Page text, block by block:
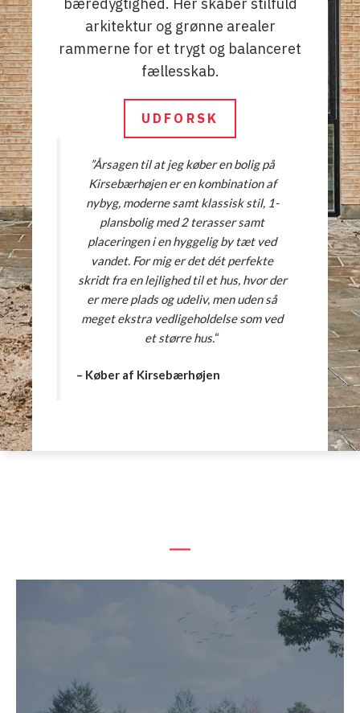
arkitektur og grønne arealer
rammerne for et trygt og balanceret
fællesskab.
UDFORSK
”Årsagen til at jeg køber en bolig på
Kirsebærhøjen er en kombination af
nybyg, moderne samt klassisk stil, 1-
plansbolig med 2 terasser samt
placeringen i en hyggelig by tæt ved
vandet. For mig er det dét perfekte
skridt fra en lejlighed til et hus, hvor der
er mere plads og udeliv, men uden så
meget ekstra vedligeholdelse som ved
et større hus.“
– Køber af Kirsebærhøjen